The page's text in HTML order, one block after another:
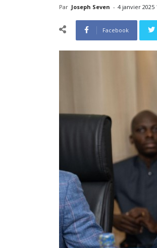
Par Joseph Seven - 4 janvier 2025
Facebook